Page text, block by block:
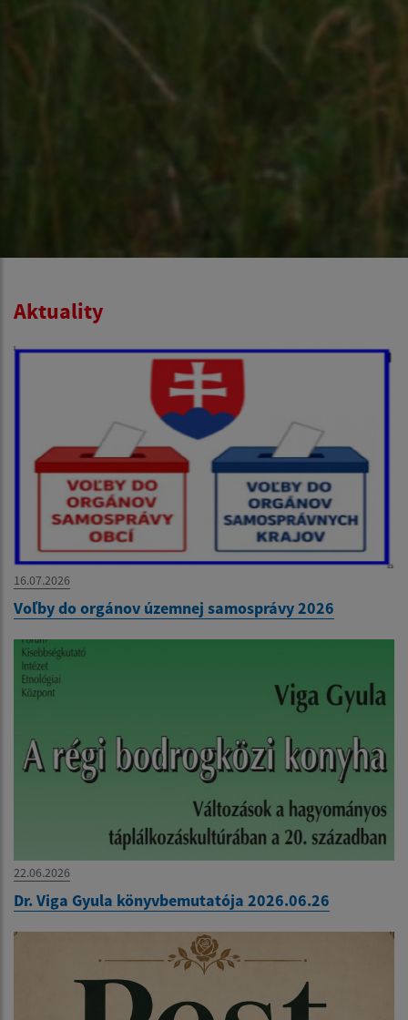
Aktuality
16.07.2026
Voľby do orgánov územnej samosprávy 2026
22.06.2026
Dr. Viga Gyula könyvbemutatója 2026.06.26